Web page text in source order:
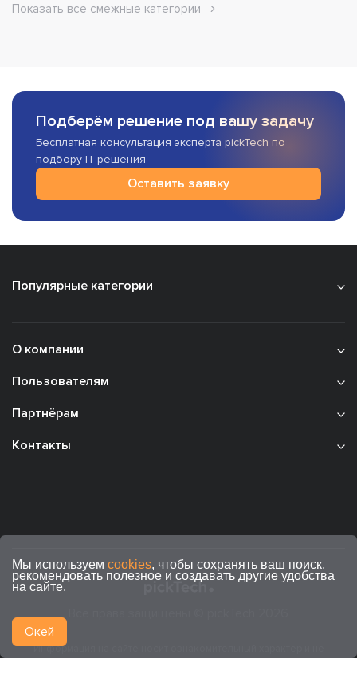
Показать все смежные категории
Подберём решение под вашу задачу
Бесплатная консультация эксперта pickTech по
подбору IT-решения
Оставить заявку
Популярные категории
О компании
Пользователям
Партнёрам
Контакты
Информация на сайте носит ознакомительный характер и не
Мы используем cookies, чтобы сохранять ваш поиск,
рекомендовать полезное и создавать другие удобства
на сайте.
Окей